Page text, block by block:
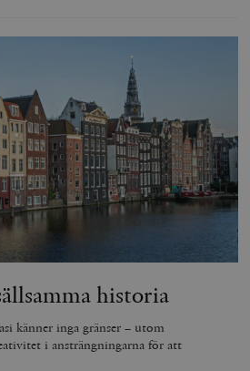
historia
känner inga gränser – utom
i ansträngningarna för att